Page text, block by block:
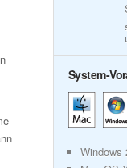
System-
Windows